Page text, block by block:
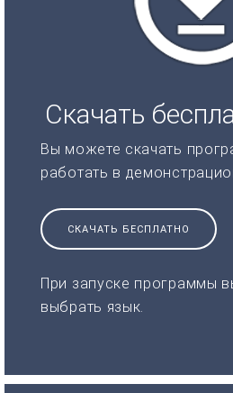
Скачать
Вы можете скачать
работать в
СКАЧАТЬ БЕСПЛАТНО
При запуске программы
выбрать язык.